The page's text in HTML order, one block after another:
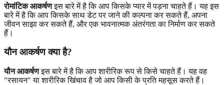
रोमांटिक आकर्षणइस बारे में है कि आप किसके प्यार में पड़ना चाहते हैं। यह इस
बारे में है कि आप किसके साथ डेट पर जाने की कल्पना कर सकते हैं, अपना
जीवन साझा कर सकते हैं, और एक भावनात्मक अंतरंगता का निर्माण कर सकते
हैं।
यौन आकर्षण क्या है?
यौन आकर्षणइस बारे में है कि आप शारीरिक रूप से किसे चाहते हैं। यह वह
"रसायन" या शारीरिक खिंचाव है जो आप किसी के प्रति महसूस करते हैं।